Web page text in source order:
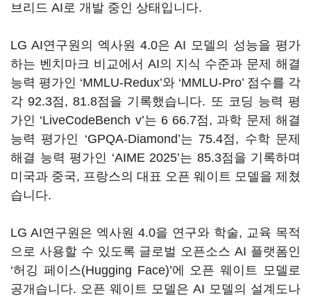
브리드 AI로 개발 중인 상태입니다.
LG AI연구원의 엑사원 4.0은 AI 모델의 성능을 평가
하는 벤치마크 비교에서 AI의 지식 수준과 문제 해결
능력 평가인 ‘MMLU-Redux’와 ‘MMLU-Pro’ 점수를 각
각 92.3점, 81.8점을 기록했습니다. 또 코딩 능력 평
가인 ‘LiveCodeBench v’는 6 66.7점, 과학 문제 해결
능력 평가인 ‘GPQA-Diamond’는 75.4점, 수학 문제
해결 능력 평가인 ‘AIME 2025’는 85.3점을 기록하며
미국과 중국, 프랑스의 대표 오픈 웨이트 모델을 제쳤
습니다.
LG AI연구원은 엑사원 4.0을 연구와 학술, 교육 목적
으로 사용할 수 있도록 글로벌 오픈소스 AI 플랫폼인
‘허깅 페이스(Hugging Face)’에 오픈 웨이트 모델로
공개습니다. 오픈 웨이트 모델은 AI 모델의 설계도나